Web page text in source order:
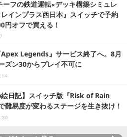
ーフの鉄道運転×デッキ構築シミュレ
インプラス西日本』スイッチで予約
円オフで買える！
Legends』サービス終了へ。8月
ズン30からプレイ不可に
絵日記】スイッチ版『Risk of Rain
難易度が変わるステージを生き抜け！